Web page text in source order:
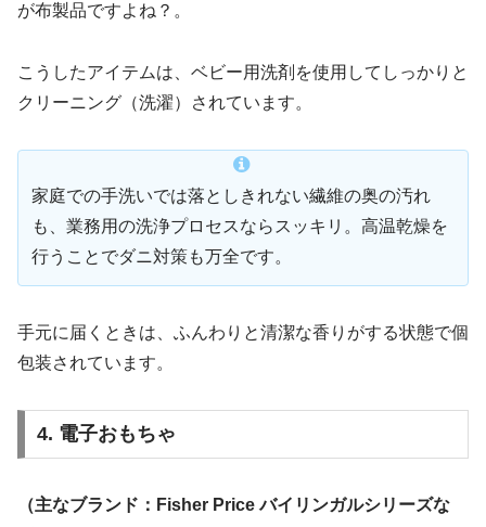
が布製品ですよね？。
こうしたアイテムは、ベビー用洗剤を使用してしっかりと
クリーニング（洗濯）されています。
家庭での手洗いでは落としきれない繊維の奥の汚れ
も、業務用の洗浄プロセスならスッキリ。高温乾燥を
行うことでダニ対策も万全です。
手元に届くときは、ふんわりと清潔な香りがする状態で個
包装されています。
4. 電子おもちゃ
（主なブランド：Fisher Price バイリンガルシリーズな